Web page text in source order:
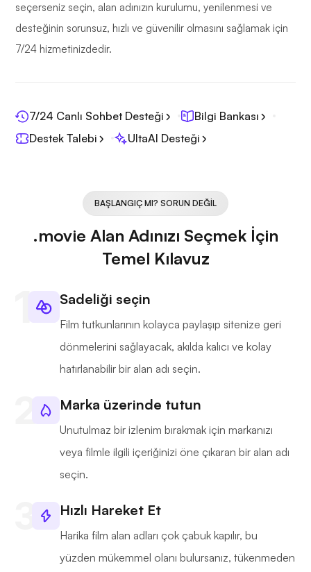
seçerseniz seçin, alan adınızın kurulumu, yenilenmesi ve
desteğinin sorunsuz, hızlı ve güvenilir olmasını sağlamak için
7/24 hizmetinizdedir.
7/24 Canlı Sohbet Desteği
Bilgi Bankası
Destek Talebi
UltaAI Desteği
BAŞLANGIÇ MI? SORUN DEĞIL
.movie Alan Adınızı Seçmek İçin
Temel Kılavuz
Sadeliği seçin
Film tutkunlarının kolayca paylaşıp sitenize geri
dönmelerini sağlayacak, akılda kalıcı ve kolay
hatırlanabilir bir alan adı seçin.
Marka üzerinde tutun
Unutulmaz bir izlenim bırakmak için markanızı
veya filmle ilgili içeriğinizi öne çıkaran bir alan adı
seçin.
Hızlı Hareket Et
Harika film alan adları çok çabuk kapılır, bu
yüzden mükemmel olanı bulursanız, tükenmeden